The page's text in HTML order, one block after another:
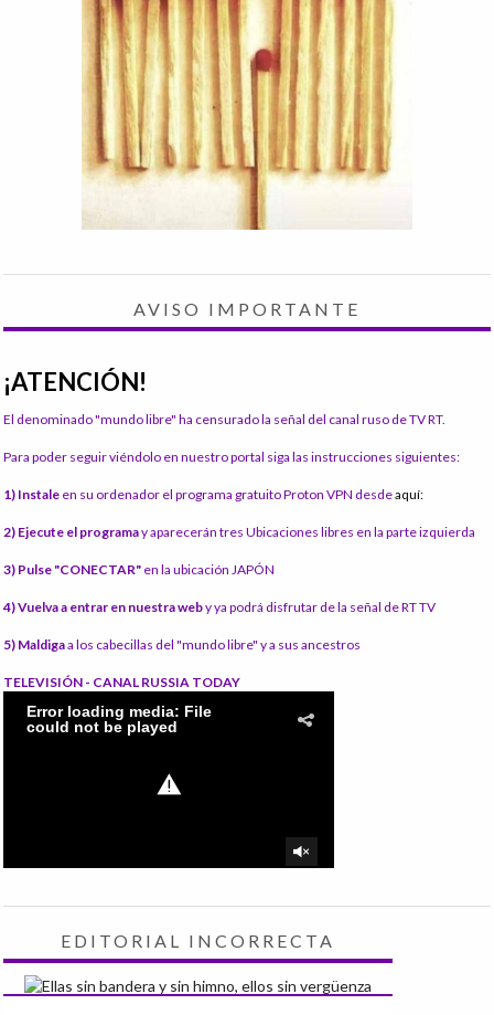
AVISO IMPORTANTE
¡ATENCIÓN!
El denominado "mundo libre" ha censurado la señal del canal ruso de TV RT.
Para poder seguir viéndolo en nuestro portal siga las instrucciones siguientes:
1) Instale en su ordenador el programa gratuito Proton VPN desdeaquí:
2) Ejecute el programay aparecerán tres Ubicaciones libres en la parte izquierda
3) Pulse "CONECTAR" en la ubicación JAPÓN
4) Vuelva a entrar en nuestra weby ya podrá disfrutar de la señal de RT TV
5) Maldigaa los cabecillas del "mundo libre" y a sus ancestros
TELEVISIÓN - CANAL RUSSIA TODAY
EDITORIAL INCORRECTA